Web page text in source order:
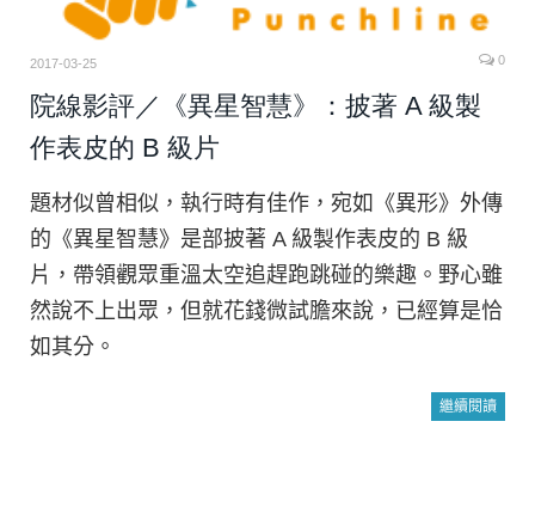
2017-03-25 0
院線影評／《異星智慧》：披著 A 級製
作表皮的 B 級片
題材似曾相似，執行時有佳作，宛如《異形》外傳
的《異星智慧》是部披著 A 級製作表皮的 B 級
片，帶領觀眾重溫太空追趕跑跳碰的樂趣。野心雖
然說不上出眾，但就花錢微試膽來說，已經算是恰
如其分。
繼續閱讀